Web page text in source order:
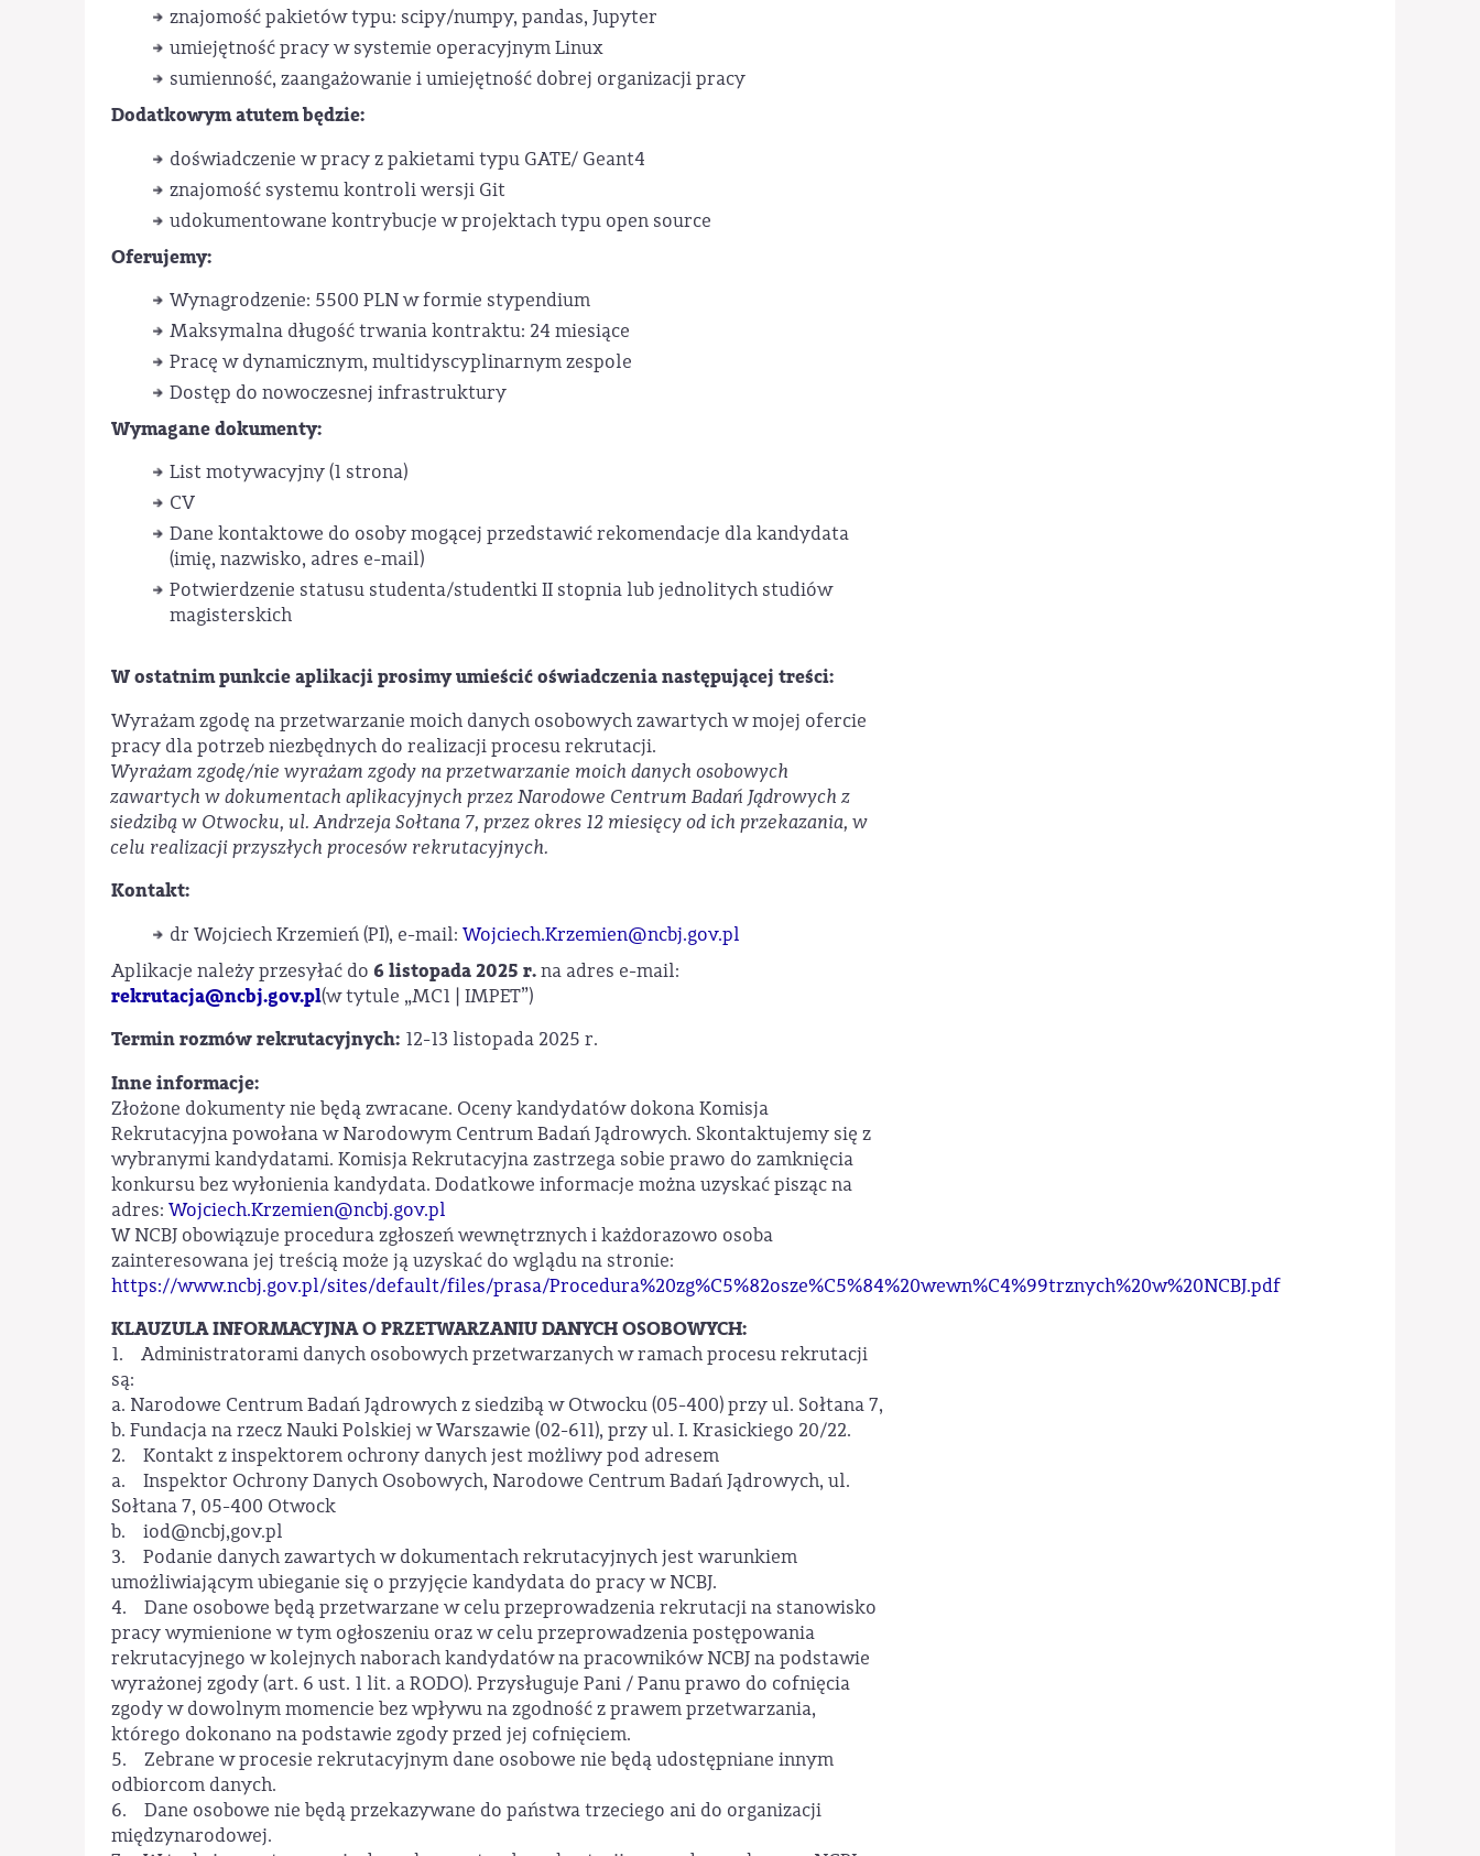
znajomość pakietów typu: scipy/numpy, pandas, Jupyter
umiejętność pracy w systemie operacyjnym Linux
sumienność, zaangażowanie i umiejętność dobrej organizacji pracy
Dodatkowym atutem będzie:
doświadczenie w pracy z pakietami typu GATE/ Geant4
znajomość systemu kontroli wersji Git
udokumentowane kontrybucje w projektach typu open source
Oferujemy:
Wynagrodzenie: 5500 PLN w formie stypendium
Maksymalna długość trwania kontraktu: 24 miesiące
Pracę w dynamicznym, multidyscyplinarnym zespole
Dostęp do nowoczesnej infrastruktury
Wymagane dokumenty:
List motywacyjny (1 strona)
CV
Dane kontaktowe do osoby mogącej przedstawić rekomendacje dla kandydata
(imię, nazwisko, adres e-mail)
Potwierdzenie statusu studenta/studentki II stopnia lub jednolitych studiów
magisterskich
W ostatnim punkcie aplikacji prosimy umieścić oświadczenia następującej treści:
Wyrażam zgodę na przetwarzanie moich danych osobowych zawartych w mojej ofercie
pracy dla potrzeb niezbędnych do realizacji procesu rekrutacji.
Wyrażam zgodę/nie wyrażam zgody na przetwarzanie moich danych osobowych
zawartych w dokumentach aplikacyjnych przez Narodowe Centrum Badań Jądrowych z
siedzibą w Otwocku, ul. Andrzeja Sołtana 7, przez okres 12 miesięcy od ich przekazania, w
celu realizacji przyszłych procesów rekrutacyjnych.
Kontakt:
dr Wojciech Krzemień (PI), e-mail: Wojciech.Krzemien@ncbj.gov.pl
Aplikacje należy przesyłać do6 listopada 2025 r.na adres e-mail:
rekrutacja@ncbj.gov.pl(w tytule „MC1 | IMPET”)
Termin rozmów rekrutacyjnych: 12-13 listopada 2025 r.
Inne informacje:
Złożone dokumenty nie będą zwracane. Oceny kandydatów dokona Komisja
Rekrutacyjna powołana w Narodowym Centrum Badań Jądrowych. Skontaktujemy się z
wybranymi kandydatami. Komisja Rekrutacyjna zastrzega sobie prawo do zamknięcia
konkursu bez wyłonienia kandydata. Dodatkowe informacje można uzyskać pisząc na
adres:Wojciech.Krzemien@ncbj.gov.pl
W NCBJ obowiązuje procedura zgłoszeń wewnętrznych i każdorazowo osoba
zainteresowana jej treścią może ją uzyskać do wglądu na stronie:
https://www.ncbj.gov.pl/sites/default/files/prasa/Procedura%20zg%C5%82osze%C5%84%20wewn%C4%99trznych%20w%20NCBJ.pdf
KLAUZULA INFORMACYJNA O PRZETWARZANIU DANYCH OSOBOWYCH:
1. Administratorami danych osobowych przetwarzanych w ramach procesu rekrutacji
są:
a. Narodowe Centrum Badań Jądrowych z siedzibą w Otwocku (05-400) przy ul. Sołtana 7,
b. Fundacja na rzecz Nauki Polskiej w Warszawie (02-611), przy ul. I. Krasickiego 20/22.
2. Kontakt z inspektorem ochrony danych jest możliwy pod adresem
a. Inspektor Ochrony Danych Osobowych, Narodowe Centrum Badań Jądrowych, ul.
Sołtana 7, 05-400 Otwock
b. iod@ncbj,gov.pl
3. Podanie danych zawartych w dokumentach rekrutacyjnych jest warunkiem
umożliwiającym ubieganie się o przyjęcie kandydata do pracy w NCBJ.
4. Dane osobowe będą przetwarzane w celu przeprowadzenia rekrutacji na stanowisko
pracy wymienione w tym ogłoszeniu oraz w celu przeprowadzenia postępowania
rekrutacyjnego w kolejnych naborach kandydatów na pracowników NCBJ na podstawie
wyrażonej zgody (art. 6 ust. 1 lit. a RODO). Przysługuje Pani / Panu prawo do cofnięcia
zgody w dowolnym momencie bez wpływu na zgodność z prawem przetwarzania,
którego dokonano na podstawie zgody przed jej cofnięciem.
5. Zebrane w procesie rekrutacyjnym dane osobowe nie będą udostępniane innym
odbiorcom danych.
6. Dane osobowe nie będą przekazywane do państwa trzeciego ani do organizacji
międzynarodowej.